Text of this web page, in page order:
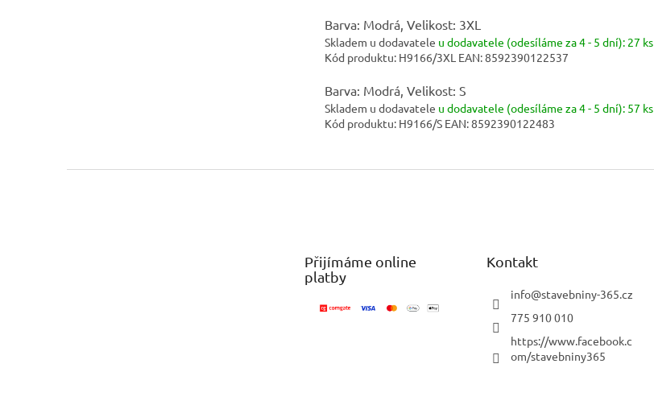
Barva: Modrá, Velikost: 3XL
Skladem u dodavatele u dodavatele (odesíláme za 4 - 5 dní): 27 ks
Kód produktu: H9166/3XL EAN:8592390122537
Barva: Modrá, Velikost: S
Skladem u dodavatele u dodavatele (odesíláme za 4 - 5 dní): 57 ks
Kód produktu: H9166/S EAN:8592390122483
Přijímáme online
platby
Kontakt
info@stavebniny-365.cz
775 910 010
https://www.facebook.c
om/stavebniny365